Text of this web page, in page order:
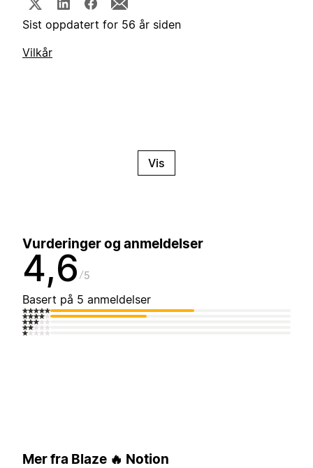
Sist oppdatert for 56 år siden
Vilkår
Vis
Vurderinger og anmeldelser
4,6 5
Basert på 5 anmeldelser
Mer fra Blaze 🔥 Notion